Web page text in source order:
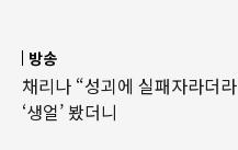
방송
채리나 “성괴에 실패자라더
‘생얼’ 봤더니